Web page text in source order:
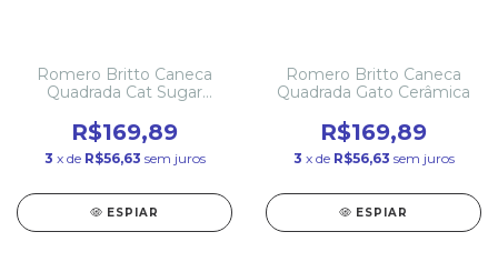
Romero Britto Caneca
Quadrada Cat Sugar
R$169,89
3 x de R$56,63 sem juros
ESPIAR
Romero Britto Caneca
Quadrada Gato Cerâmica
R$169,89
3 x de R$56,63 sem juros
ESPIAR